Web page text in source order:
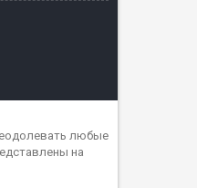
любые
на